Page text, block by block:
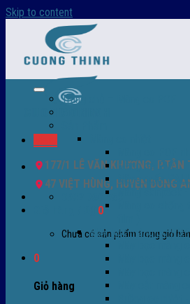
Skip to content
177/1 LÊ VĂN KHƯƠNG, P.TÂN
47 VIỆT HÙNG, HUYỆN ĐÔNG
0932 756 950
0
Chưa có sản phẩm trong giỏ
0
Giỏ hàng
Trang chủ – Màng co POF
Màng co PVC
Màng quấn
Màng skinpack -
Máy bọc màng co POF